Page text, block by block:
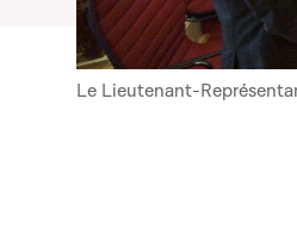
Le Lieutenant-